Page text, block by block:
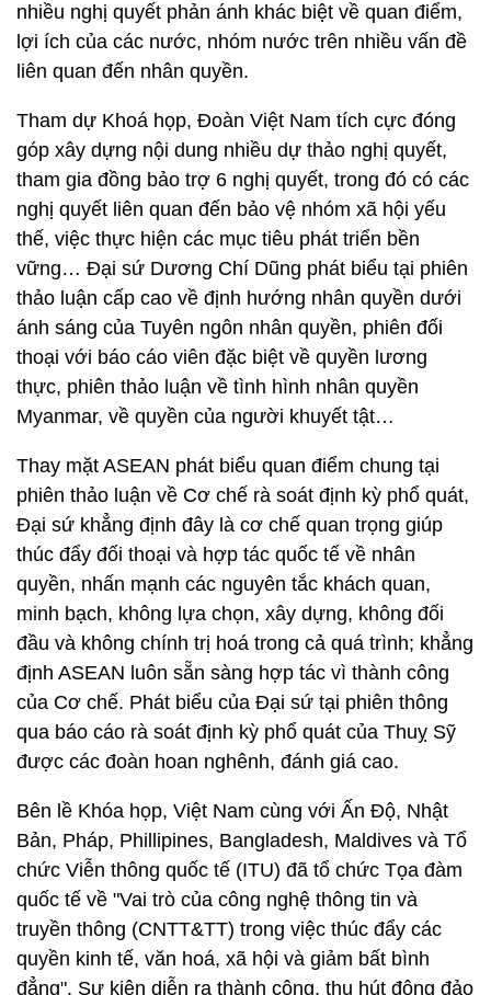
nhiều nghị quyết phản ánh khác biệt về quan điểm,
lợi ích của các nước, nhóm nước trên nhiều vấn đề
liên quan đến nhân quyền.
Tham dự Khoá họp, Đoàn Việt Nam tích cực đóng
góp xây dựng nội dung nhiều dự thảo nghị quyết,
tham gia đồng bảo trợ 6 nghị quyết, trong đó có các
nghị quyết liên quan đến bảo vệ nhóm xã hội yếu
thế, việc thực hiện các mục tiêu phát triển bền
vững… Đại sứ Dương Chí Dũng phát biểu tại phiên
thảo luận cấp cao về định hướng nhân quyền dưới
ánh sáng của Tuyên ngôn nhân quyền, phiên đối
thoại với báo cáo viên đặc biệt về quyền lương
thực, phiên thảo luận về tình hình nhân quyền
Myanmar, về quyền của người khuyết tật…
Thay mặt ASEAN phát biểu quan điểm chung tại
phiên thảo luận về Cơ chế rà soát định kỳ phổ quát,
Đại sứ khẳng định đây là cơ chế quan trọng giúp
thúc đẩy đối thoại và hợp tác quốc tế về nhân
quyền, nhấn mạnh các nguyên tắc khách quan,
minh bạch, không lựa chọn, xây dựng, không đối
đầu và không chính trị hoá trong cả quá trình; khẳng
định ASEAN luôn sẵn sàng hợp tác vì thành công
của Cơ chế. Phát biểu của Đại sứ tại phiên thông
qua báo cáo rà soát định kỳ phổ quát của Thuỵ Sỹ
được các đoàn hoan nghênh, đánh giá cao.
Bên lề Khóa họp, Việt Nam cùng với Ấn Độ, Nhật
Bản, Pháp, Phillipines, Bangladesh, Maldives và Tổ
chức Viễn thông quốc tế (ITU) đã tổ chức Tọa đàm
quốc tế về "Vai trò của công nghệ thông tin và
truyền thông (CNTT&TT) trong việc thúc đẩy các
quyền kinh tế, văn hoá, xã hội và giảm bất bình
đẳng". Sự kiện diễn ra thành công, thu hút đông đảo